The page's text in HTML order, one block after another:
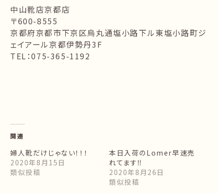
中山靴店京都店
〒600-8555
京都府京都市下京区烏丸通塩小路下ル東塩小路町ジ
ェイアール京都伊勢丹3F
TEL：075-365-1192
関連
婦人靴だけじゃない！！！
2020年8月15日
類似投稿
本日入荷のLomer早速売
れてます‼
2020年8月26日
類似投稿